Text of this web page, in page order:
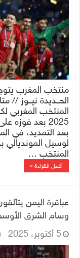
الحــديدة نيــوز
2025 بعد
بعد التمديد، في
لوسيل
المنتخب …
أكمل القراءة »
عباقرة اليمن
عربية
5 أكتوبر، 2025